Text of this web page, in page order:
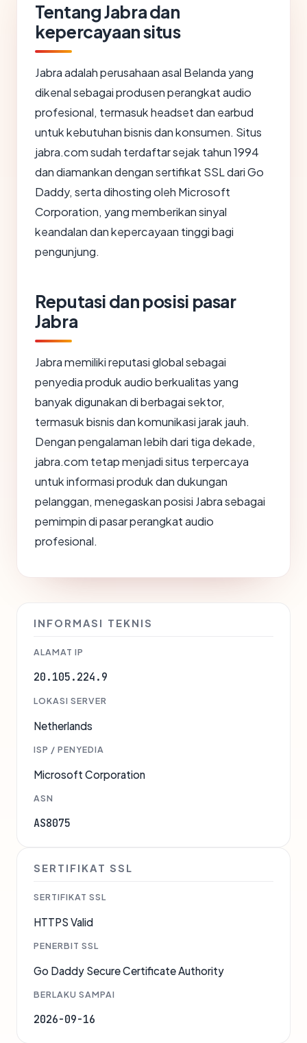
Tentang Jabra dan
kepercayaan situs
Jabra adalah perusahaan asal Belanda yang
dikenal sebagai produsen perangkat audio
profesional, termasuk headset dan earbud
untuk kebutuhan bisnis dan konsumen. Situs
jabra.com sudah terdaftar sejak tahun 1994
dan diamankan dengan sertifikat SSL dari Go
Daddy, serta dihosting oleh Microsoft
Corporation, yang memberikan sinyal
keandalan dan kepercayaan tinggi bagi
pengunjung.
Reputasi dan posisi pasar
Jabra
Jabra memiliki reputasi global sebagai
penyedia produk audio berkualitas yang
banyak digunakan di berbagai sektor,
termasuk bisnis dan komunikasi jarak jauh.
Dengan pengalaman lebih dari tiga dekade,
jabra.com tetap menjadi situs terpercaya
untuk informasi produk dan dukungan
pelanggan, menegaskan posisi Jabra sebagai
pemimpin di pasar perangkat audio
profesional.
INFORMASI TEKNIS
ALAMAT IP
20.105.224.9
LOKASI SERVER
Netherlands
ISP / PENYEDIA
Microsoft Corporation
ASN
AS8075
SERTIFIKAT SSL
SERTIFIKAT SSL
HTTPS Valid
PENERBIT SSL
Go Daddy Secure Certificate Authority
BERLAKU SAMPAI
2026-09-16